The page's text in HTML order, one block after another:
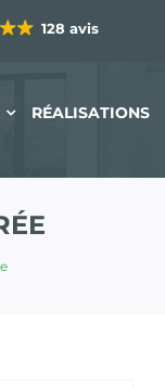
128 avis
RÉALISATIONS